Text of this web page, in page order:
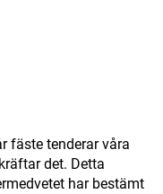
fäste tenderar våra
det. Detta
har bestämt